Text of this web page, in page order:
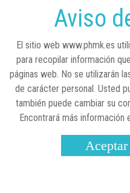
Lilly
visibilizar
25 de marzo, 2023 ENTRE
Real
la
Aviso
El sitio web www.phmk.es
para recopilar información
páginas web. No se utilizarán
de carácter personal. Usted
también puede cambiar su
Encontrará más información
Aceptar